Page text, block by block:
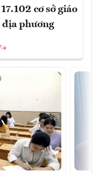
cơ sở giáo
địa phương